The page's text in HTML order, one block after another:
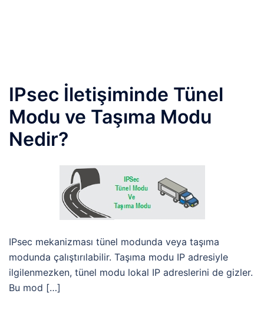
IPsec İletişiminde Tünel
Modu ve Taşıma Modu
Nedir?
IPsec mekanizması tünel modunda veya taşıma
modunda çalıştırılabilir. Taşıma modu IP adresiyle
ilgilenmezken, tünel modu lokal IP adreslerini de gizler.
Bu mod […]